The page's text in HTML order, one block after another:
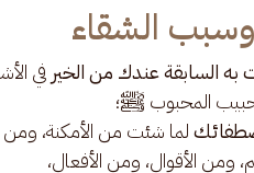
الشقاء
السابقة عندك من الخير في
المحبوب ﷺ؛
لما شئت من الأمكنة،
ومن الأقوال، ومن الأفعال،